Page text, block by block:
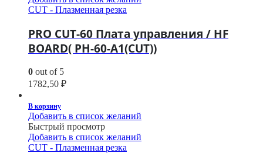
CUT - Плазменная резка
PRO CUT-60 Плата управления / HF
BOARD( PH-60-A1(CUT))
0 out of 5
1782,50 ₽
В корзину
Добавить в список желаний
Быстрый просмотр
Добавить в список желаний
CUT - Плазменная резка